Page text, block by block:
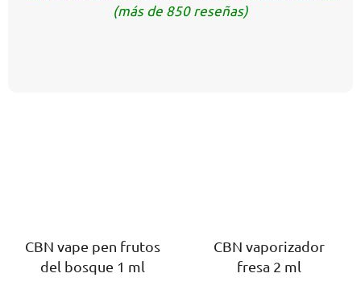
(más de 850 reseñas)
CBN vape pen frutos
del bosque 1 ml
CBN vaporizador
fresa 2 ml